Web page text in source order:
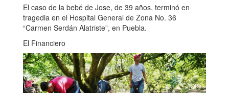
El caso de la bebé de Jose, de 39 años, terminó en
tragedia en el Hospital General de Zona No. 36
“Carmen Serdán Alatriste”, en Puebla.
El Financiero